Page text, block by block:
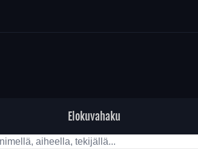
Elokuvahaku